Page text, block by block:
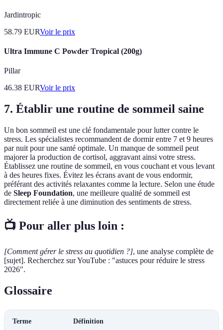
Jardintropic
58.79 EURVoir le prix
Ultra Immune C Powder Tropical (200g)
Pillar
46.38 EURVoir le prix
7. Établir une routine de sommeil saine
Un bon sommeil est une clé fondamentale pour lutter contre le
stress. Les spécialistes recommandent de dormir entre 7 et 9 heures
par nuit pour une santé optimale. Un manque de sommeil peut
majorer la production de cortisol, aggravant ainsi votre stress.
Établissez une routine de sommeil, en vous couchant et vous levant
à des heures fixes. Évitez les écrans avant de vous endormir,
préférant des activités relaxantes comme la lecture. Selon une étude
de Sleep Foundation, une meilleure qualité de sommeil est
directement reliée à une diminution des sentiments de stress.
📺 Pour aller plus loin :
[Comment gérer le stress au quotidien ?], une analyse complète de
[sujet]. Recherchez sur YouTube : "astuces pour réduire le stress
2026".
Glossaire
Terme Définition